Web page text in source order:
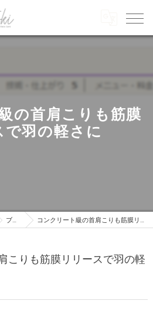
の首肩こりも筋膜
で羽の軽さに
ブログ コンクリート級の首肩こりも筋膜リリースで羽の軽さに
こりも筋膜リリースで羽の軽